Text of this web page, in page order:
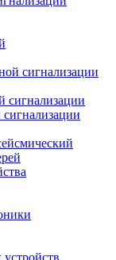
сигнализации
сигнализации